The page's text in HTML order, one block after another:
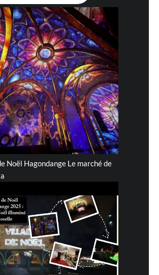
Noël Hagondange Le marché de